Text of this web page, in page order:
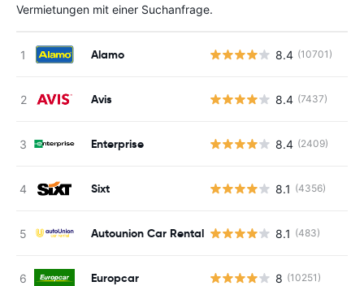
Vermietungen mit einer Suchanfrage.
Alamo 8.4 (10701)
Avis 8.4 (7437)
Enterprise 8.4 (2409)
Sixt 8.1 (4356)
Autounion Car Rental 8.1 (483)
Europcar 8 (10251)